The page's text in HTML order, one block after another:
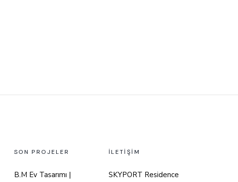
SON PROJELER
B.M Ev Tasarımı |
İLETİŞİM
SKYPORT Residence